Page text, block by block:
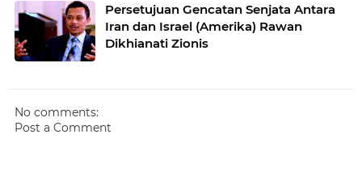
Persetujuan Gencatan Senjata Antara
Iran dan Israel (Amerika) Rawan
Dikhianati Zionis
No comments:
Post a Comment